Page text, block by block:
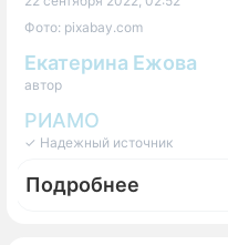
Фото: pixabay.com
Екатерина Ежова
автор
РИАМО
✓ Надежный источник
Подробнее